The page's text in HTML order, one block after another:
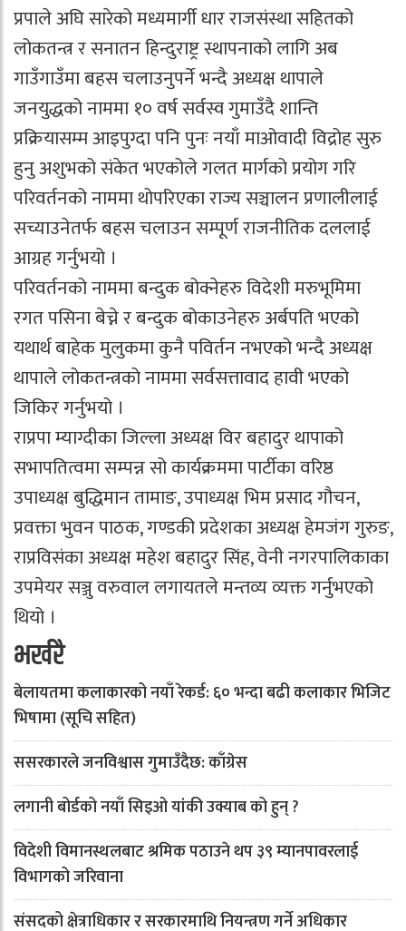
प्रपाले अघि सारेको मध्यमार्गी धार राजसंस्था सहितको
लोकतन्त्र र सनातन हिन्दुराष्ट्र स्थापनाको लागि अब
गाउँगाउँमा बहस चलाउनुपर्ने भन्दै अध्यक्ष थापाले
जनयुद्धको नाममा १० वर्ष सर्वस्व गुमाउँदै शान्ति
प्रक्रियासम्म आइपुग्दा पनि पुनः नयाँ माओवादी विद्रोह सुरु
हुनु अशुभको संकेत भएकोले गलत मार्गको प्रयोग गरि
परिवर्तनको नाममा थोपरिएका राज्य सञ्चालन प्रणालीलाई
सच्याउनेतर्फ बहस चलाउन सम्पूर्ण राजनीतिक दललाई
आग्रह गर्नुभयो ।
परिवर्तनको नाममा बन्दुक बोक्नेहरु विदेशी मरुभूमिमा
रगत पसिना बेच्ने र बन्दुक बोकाउनेहरु अर्बपति भएको
यथार्थ बाहेक मुलुकमा कुनै पविर्तन नभएको भन्दै अध्यक्ष
थापाले लोकतन्त्रको नाममा सर्वसत्तावाद हावी भएको
जिकिर गर्नुभयो ।
राप्रपा म्याग्दीका जिल्ला अध्यक्ष विर बहादुर थापाको
सभापतित्वमा सम्पन्न सो कार्यक्रममा पार्टीका वरिष्ठ
उपाध्यक्ष बुद्धिमान तामाङ, उपाध्यक्ष भिम प्रसाद गौचन,
प्रवक्ता भुवन पाठक, गण्डकी प्रदेशका अध्यक्ष हेमजंग गुरुङ,
राप्रविसंका अध्यक्ष महेश बहादुर सिंह, वेनी नगरपालिकाका
उपमेयर सञ्जु वरुवाल लगायतले मन्तव्य व्यक्त गर्नुभएको
थियो ।
भर्खरै
बेलायतमा कलाकारको नयाँ रेकर्ड: ६० भन्दा बढी कलाकार भिजिट
भिषामा (सूचि सहित)
ससरकारले जनविश्वास गुमाउँदैछ: काँग्रेस
लगानी बोर्डको नयाँ सिइओ यांकी उक्याब को हुन् ?
विदेशी विमानस्थलबाट श्रमिक पठाउने थप ३९ म्यानपावरलाई
विभागको जरिवाना
संसदको क्षेत्राधिकार र सरकारमाथि नियन्त्रण गर्ने अधिकार